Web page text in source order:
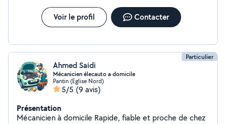
Voir le profil Contacter
Particulier
Ahmed Saidi
Mécanicien élecauto a domicile
Pantin (Eglise Nord)
5/5 (9 avis)
Présentation
Mécanicien à domicile Rapide, fiable et proche de chez